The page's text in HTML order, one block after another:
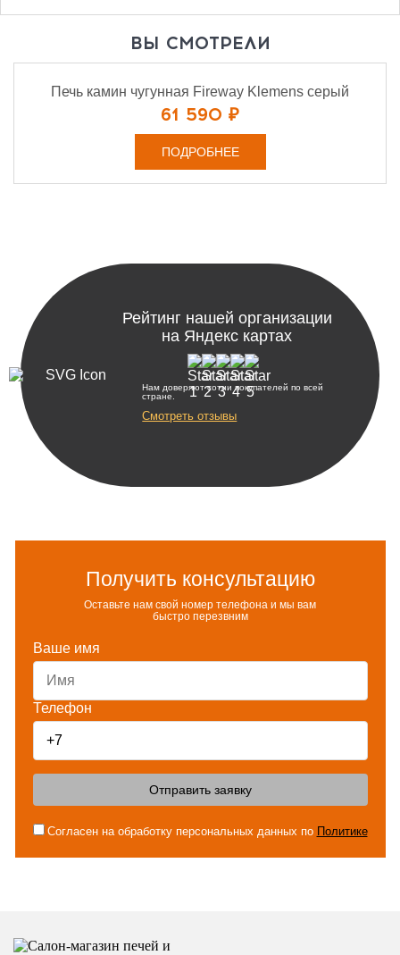
ВЫ СМОТРЕЛИ
Печь камин чугунная Fireway Klemens серый
61 590 ₽
ПОДРОБНЕЕ
Рейтинг нашей организации
на Яндекс картах
Нам доверяют сотни покупателей по всей
стране.
Смотреть отзывы
Получить консультацию
Оставьте нам свой номер телефона и мы вам
быстро перезвним
Ваше имя
Телефон
Отправить заявку
Согласен на обработку персональных данных по Политике